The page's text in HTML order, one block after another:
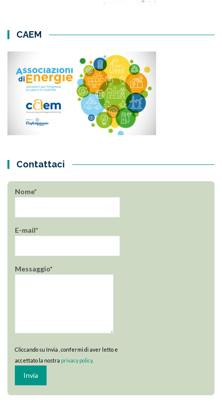
CAEM
Contattaci
Nome*
E-mail*
Messaggio*
Cliccando su Invia , confermi di aver letto e
accettato la nostra privacy policy.